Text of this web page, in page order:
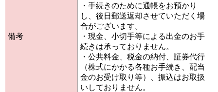
備考
・手続きのために通帳をお預かり
し、後日郵送返却させていただく場
合がございます。
・現金、小切手等による出金のお手
続きは承っておりません。
・公共料金、税金の納付、証券代行
（株式にかかる各種お手続き、配当
金のお受け取り等）、振込はお取扱
いしておりません。